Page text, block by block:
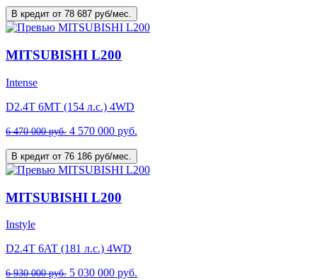
В кредит от 78 687 руб/мес.
MITSUBISHI L200
Intense
D2.4T 6MT (154 л.с.) 4WD
6 470 000 руб. 4 570 000 руб.
В кредит от 76 186 руб/мес.
MITSUBISHI L200
Instyle
D2.4T 6AT (181 л.с.) 4WD
6 930 000 руб. 5 030 000 руб.